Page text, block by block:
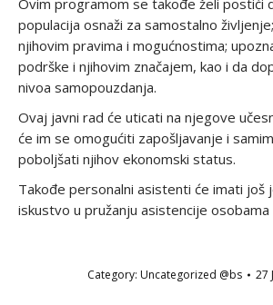
Ovim programom se takođe želi postići
populacija osnaži za samostalno
njihovim pravima i mogućnostima;
podrške i njihovim značajem, kao i da
nivoa samopouzdanja.
Ovaj javni rad će uticati na njegove
će im se omogućiti zapošljavanje i
poboljšati njihov ekonomski status.
Takođe personalni asistenti će imati još
iskustvo u pružanju asistencije
Category: Uncategorized @bs 27